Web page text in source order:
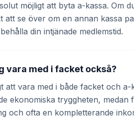
möjligt att byta a-kassa. Om
att se över om en annan kassa
din intjänade medlemstid.
vara med i facket också?
att vara med i både facket och a-
ekonomiska tryggheten, medan
och ofta en kompletterande